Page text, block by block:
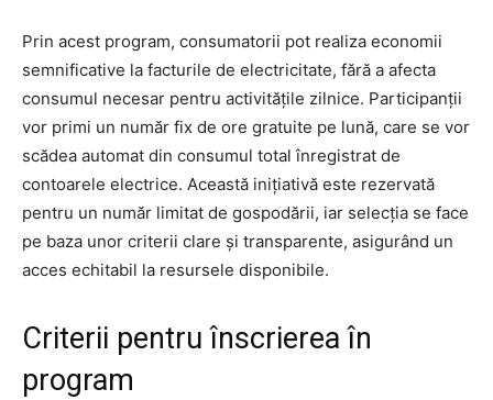
Prin acest program, consumatorii pot realiza economii
semnificative la facturile de electricitate, fără a afecta
consumul necesar pentru activitățile zilnice. Participanții
vor primi un număr fix de ore gratuite pe lună, care se vor
scădea automat din consumul total înregistrat de
contoarele electrice. Această inițiativă este rezervată
pentru un număr limitat de gospodării, iar selecția se face
pe baza unor criterii clare și transparente, asigurând un
acces echitabil la resursele disponibile.
Criterii pentru înscrierea în
program